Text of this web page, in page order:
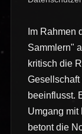
Im Rahmen
Sammlern"
kritisch die
beeinflusst.
Umgang mit
betont die